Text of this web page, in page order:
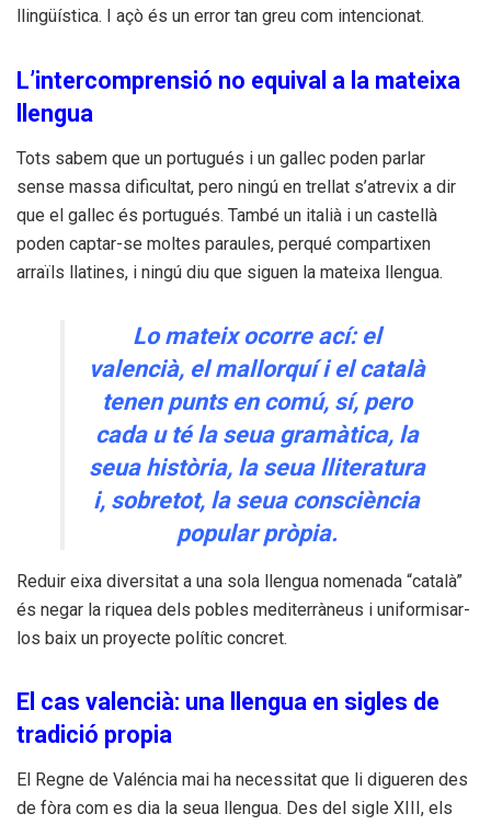
llingüística. I açò és un error tan greu com intencionat.
L’intercomprensió no equival a la mateixa
llengua
Tots sabem que un portugués i un gallec poden parlar
sense massa dificultat, pero ningú en trellat s’atrevix a dir
que el gallec és portugués. També un italià i un castellà
poden captar-se moltes paraules, perqué compartixen
arraïls llatines, i ningú diu que siguen la mateixa llengua.
Lo mateix ocorre ací: el
valencià, el mallorquí i el català
tenen punts en comú, sí, pero
cada u té la seua gramàtica, la
seua història, la seua lliteratura
i, sobretot, la seua consciència
popular pròpia.
Reduir eixa diversitat a una sola llengua nomenada “català”
és negar la riquea dels pobles mediterràneus i uniformisar-
los baix un proyecte polític concret.
El cas valencià: una llengua en sigles de
tradició propia
El Regne de Valéncia mai ha necessitat que li digueren des
de fòra com es dia la seua llengua. Des del sigle XIII, els